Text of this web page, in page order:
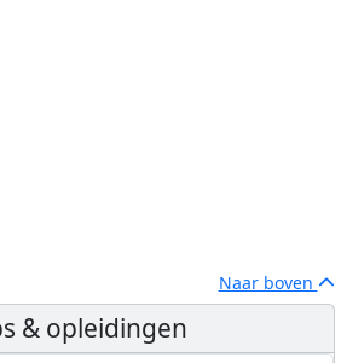
Naar boven
& opleidingen